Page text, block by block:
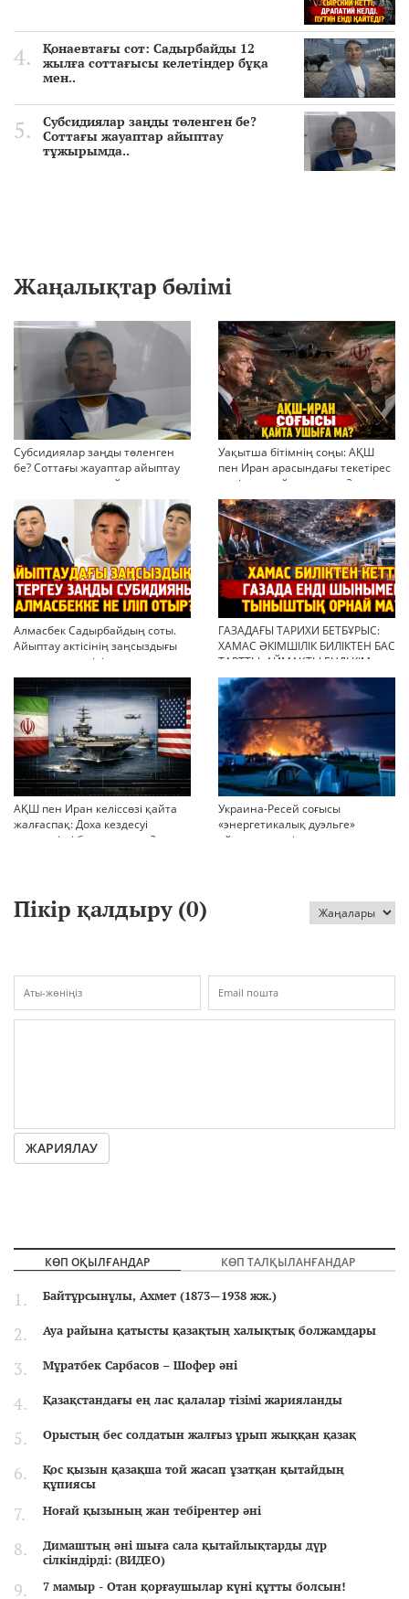
Қонаевтағы сот: Садырбайды 12
жылға соттағысы келетіндер бұқа
мен..
Субсидиялар заңды төленген бе?
Соттағы жауаптар айыптау
тұжырымда..
Жаңалықтар бөлімі
Субсидиялар заңды төленген
бе? Соттағы жауаптар айыптау
тұжырымдарын қайта қарауға
негіз бола ала ма?
Уақытша бітімнің соңы: АҚШ
пен Иран арасындағы текетірес
неліктен қайта ушықты?
Алмасбек Садырбайдың соты.
Айыптау актісінің заңсыздығы
мен қолдан өсірілген
миллиондар
ГАЗАДАҒЫ ТАРИХИ БЕТБҰРЫС:
ХАМАС ӘКІМШІЛІК БИЛІКТЕН БАС
ТАРТТЫ. АЙМАҚТЫ ЕНДІ КІМ
БАСҚАРАДЫ?
АҚШ пен Иран келіссөзі қайта
жалғаспақ: Доха кездесуі
шиеленісті бәсеңдете ме?
Украина-Ресей соғысы
«энергетикалық дуэльге»
айналып кетті
Пікір қалдыру (0)
ЖАРИЯЛАУ
КӨП ОҚЫЛҒАНДАР КӨП ТАЛҚЫЛАНҒАНДАР
Байтұрсынұлы, Ахмет (1873—1938 жж.)
Ауа райына қатысты қазақтың халықтық болжамдары
Мұратбек Сарбасов – Шофер әні
Қазақстандағы ең лас қалалар тізімі жарияланды
Орыстың бес солдатын жалғыз ұрып жыққан қазақ
Қос қызын қазақша той жасап ұзатқан қытайдың
құпиясы
Ноғай қызының жан тебірентер әні
Димаштың әні шыға сала қытайлықтарды дүр
сілкіндірді: (ВИДЕО)
7 мамыр - Отан қорғаушылар күні құтты болсын!